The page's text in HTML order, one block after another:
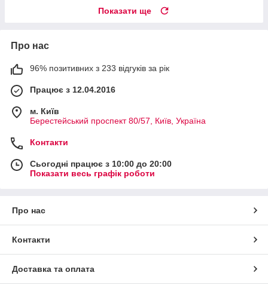
Показати ще
Про нас
96% позитивних з 233 відгуків за рік
Працює з 12.04.2016
м. Київ
Берестейський проспект 80/57, Київ, Україна
Контакти
Сьогодні працює з 10:00 до 20:00
Показати весь графік роботи
Про нас
Контакти
Доставка та оплата